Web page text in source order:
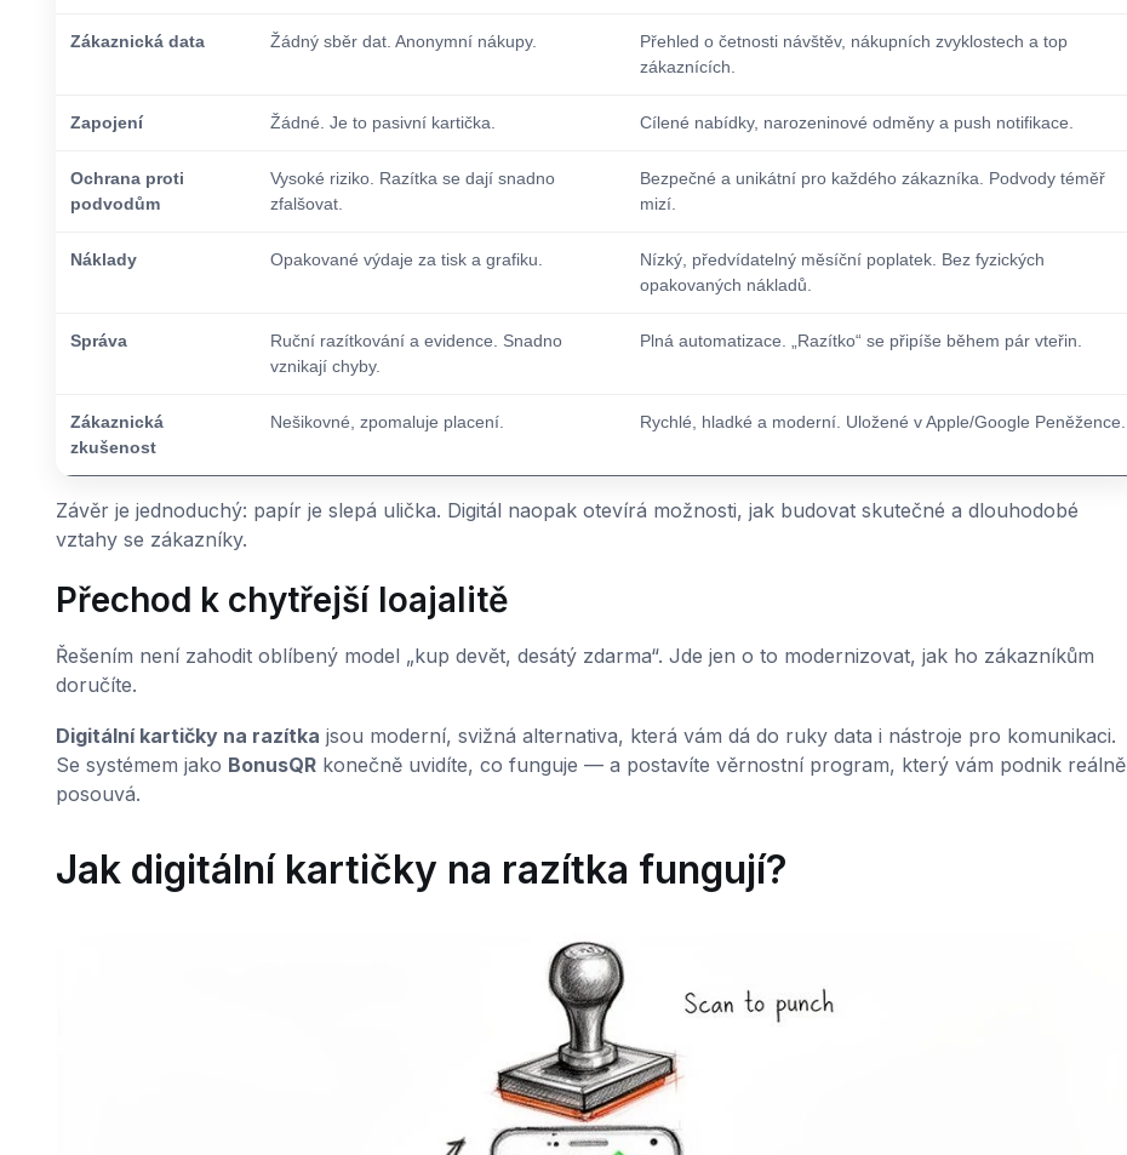
Zákaznická data Žádný sběr dat. Anonymní nákupy.
Přehled o četnosti návštěv, nákupních zvyklostech a top
zákaznících.
Zapojení Žádné. Je to pasivní kartička. Cílené nabídky, narozeninové odměny a push notifikace.
Ochrana proti
podvodům
Vysoké riziko. Razítka se dají snadno
zfalšovat.
Bezpečné a unikátní pro každého zákazníka. Podvody téměř
mizí.
Náklady Opakované výdaje za tisk a grafiku.
Nízký, předvídatelný měsíční poplatek. Bez fyzických
opakovaných nákladů.
Správa
Ruční razítkování a evidence. Snadno
vznikají chyby.
Plná automatizace. „Razítko“ se připíše během pár vteřin.
Zákaznická
zkušenost
Nešikovné, zpomaluje placení. Rychlé, hladké a moderní. Uložené v Apple/Google Peněžence.
Závěr je jednoduchý: papír je slepá ulička. Digitál naopak otevírá možnosti, jak budovat skutečné a dlouhodobé
vztahy se zákazníky.
Přechod k chytřejší loajalitě
Řešením není zahodit oblíbený model „kup devět, desátý zdarma“. Jde jen o to modernizovat, jak ho zákazníkům
doručíte.
Digitální kartičky na razítka jsou moderní, svižná alternativa, která vám dá do ruky data i nástroje pro komunikaci.
Se systémem jako BonusQRkonečně uvidíte, co funguje — a postavíte věrnostní program, který vám podnik reálně
posouvá.
Jak digitální kartičky na razítka fungují?